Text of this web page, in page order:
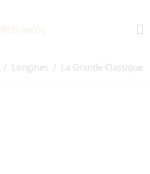
/ Longines / La Grande Classique